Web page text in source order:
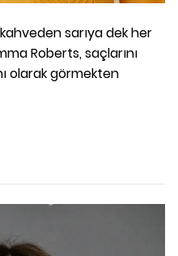
kahveden sarıya dek her
Roberts, saçlarını
olarak görmekten